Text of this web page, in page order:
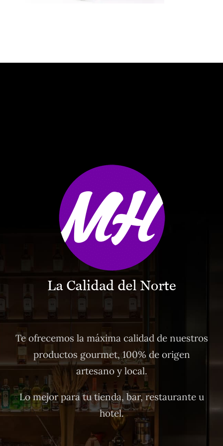
Te ofrecemos la máxima calidad de nuestros
productos gourmet, 100% de origen
artesano y local.
Lo mejor para tu tienda, bar, restaurante u
hotel.